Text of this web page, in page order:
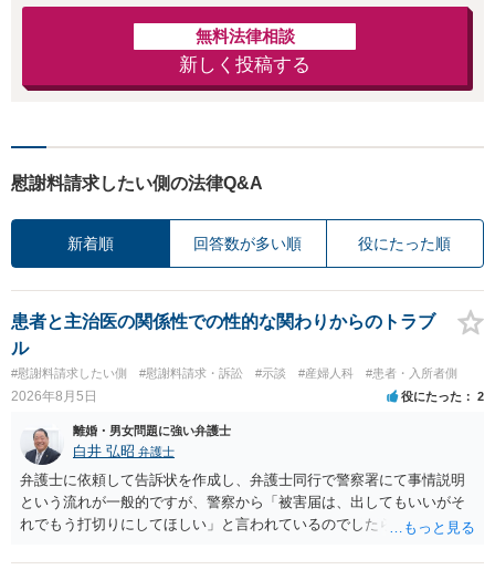
無料法律相談
新しく投稿する
慰謝料請求したい側の法律Q&A
新着順 回答数が多い順 役にたった順
患者と主治医の関係性での性的な関わりからのトラブ
ル
#慰謝料請求したい側 #慰謝料請求・訴訟 #示談 #産婦人科 #患者・入所者側
2026年8月5日 役にたった 2
離婚・男女問題に強い弁護士
白井 弘昭 弁護士
弁護士に依頼して告訴状を作成し、弁護士同行で警察署にて事情説明
という流れが一般的ですが、警察から「被害届は、出してもいいがそ
れでもう打切りにしてほしい」と言われているのでしたら、あまり結
検察庁に訴えるのもありかもしれないですが、実際に捜査をするの